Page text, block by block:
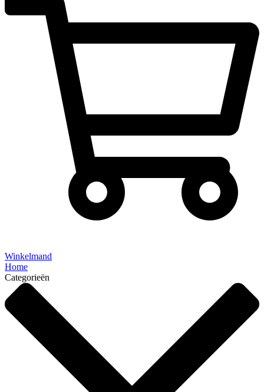
Winkelmand
Home
Categorieën